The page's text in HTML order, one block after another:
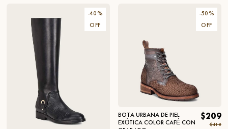
-40%
OFF
-50%
OFF
BOTA URBANA DE PIEL
EXÓTICA COLOR CAFÉ CON
$209
$418